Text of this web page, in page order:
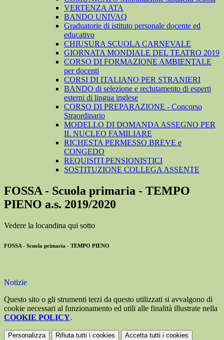
VERTENZA ATA
BANDO UNIVAQ
Graduatorie di istituto personale docente ed
educativo
CHIUSURA SCUOLA CARNEVALE
GIORNATA MONDIALE DEL TEATRO 2019
CORSO DI FORMAZIONE AMBIENTALE
per docenti
CORSI DI ITALIANO PER STRANIERI
BANDO di selezione e reclutamento di esperti
esterni di lingua inglese
CORSO DI PREPARAZIONE - Concorso
Straordinario
MODELLO DI DOMANDA ASSEGNO PER
IL NUCLEO FAMILIARE
RICHESTA PERMESSO BREVE e
CONGEDO
REQUISITI PENSIONISTICI
SOSTITUZIONE COLLEGA ASSENTE
FOSSA - Scuola primaria - TEMPO
PIENO a.s. 2019/2020
Vedere la locandina qui sotto
FOSSA - Scuola primaria - TEMPO PIENO
Notizie
Questo sito o gli strumenti terzi da questo utilizzati si avvalgono di
cookie necessari al funzionamento ed utili alle finalità illustrate nella
COOKIE POLICY.
Personalizza Rifiuta tutti i cookies Accetta tutti i cookies